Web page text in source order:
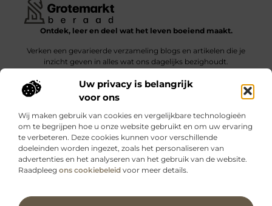
Uw privacy is belangrijk
voor ons
Wij maken gebruik van cookies en vergelijkbare technologieën
om te begrijpen hoe u onze website gebruikt en om uw ervaring
te verbeteren. Deze cookies kunnen voor verschillende
doeleinden worden ingezet, zoals het personaliseren van
advertenties en het analyseren van het gebruik van de website.
Raadpleeg ons cookiebeleid voor meer details.
Ontdek, leer en deel wat het leven boeiend maakt.
Verken een gevarieerde verzameling blogs en artikelen die je
inzicht geven in alles wat ons dagelijks bezighoudt.
Bericht categorie
Onze informatie